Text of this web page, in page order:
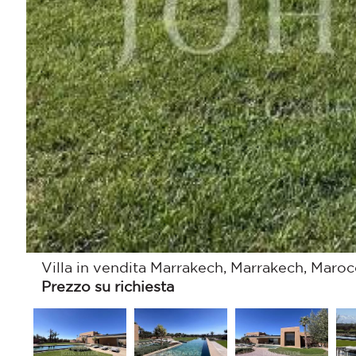
Villa in vendita Marrakech, Marrakech,
Prezzo su richiesta